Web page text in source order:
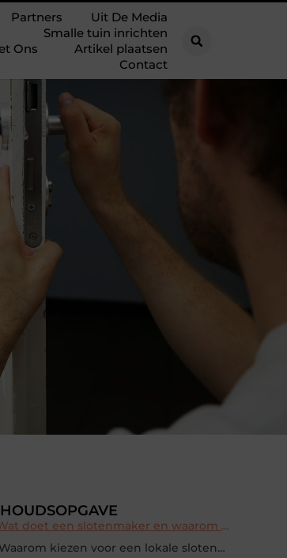
Partners
Uit De Media
Smalle tuin inrichten
Ons
Artikel plaatsen
Contact
Wat doet een slotenmaker en waarom vakwerk belangrijk is
Waarom kiezen voor een lokale slotenmaker in Delft